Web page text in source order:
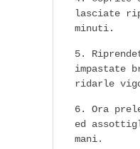
lasciate
minuti.
impastate
ridarle
Ora
ed
mani.